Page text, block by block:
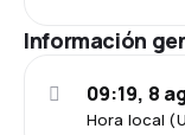
Información
Hora local
09:19, 8